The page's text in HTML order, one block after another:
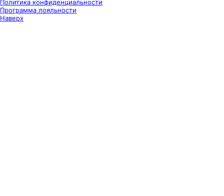
Политика конфиденциальности
Программа лояльности
Наверх